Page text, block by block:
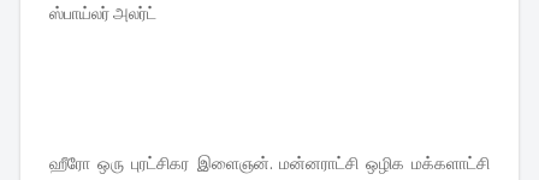
ஸ்பாய்லர் அலர்ட்
ஹீரோ ஒரு புரட்சிகர இளைஞன். மன்னராட்சி ஒழிக மக்களாட்சி